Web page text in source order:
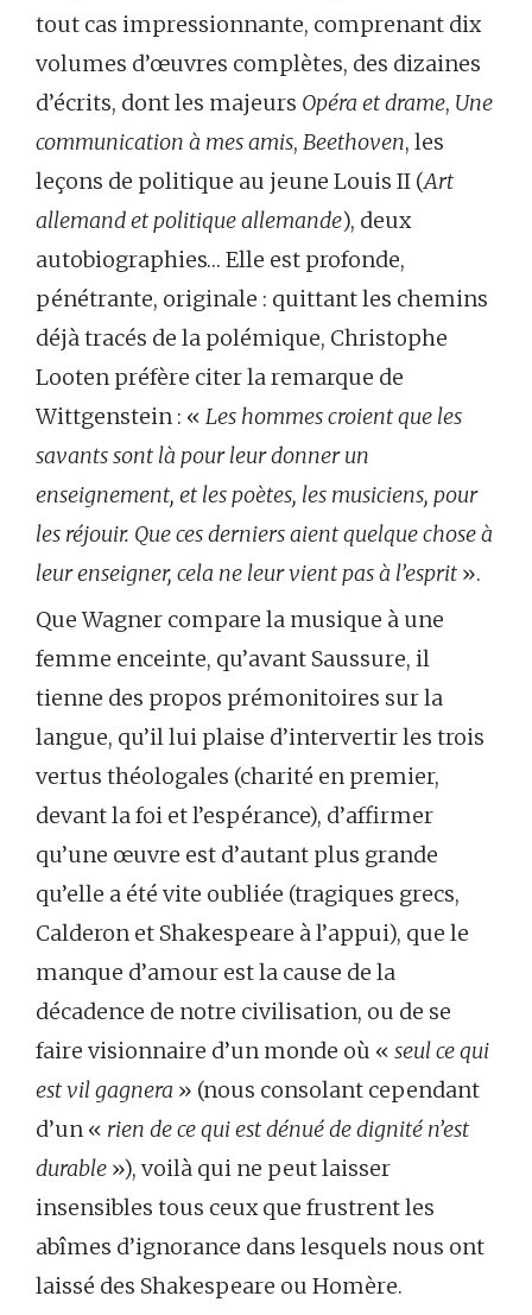
tout cas impressionnante, comprenant dix
volumes d’œuvres complètes, des dizaines
d’écrits, dont les majeurs Opéra et drame, Une
communication à mes amis, Beethoven, les
leçons de politique au jeune Louis II (Art
allemand et politique allemande), deux
autobiographies… Elle est profonde,
pénétrante, originale : quittant les chemins
déjà tracés de la polémique, Christophe
Looten préfère citer la remarque de
Wittgenstein : « Les hommes croient que les
savants sont là pour leur donner un
enseignement, et les poètes, les musiciens, pour
les réjouir. Que ces derniers aient quelque chose à
leur enseigner, cela ne leur vient pas à l’esprit ».
Que Wagner compare la musique à une
femme enceinte, qu’avant Saussure, il
tienne des propos prémonitoires sur la
langue, qu’il lui plaise d’intervertir les trois
vertus théologales (charité en premier,
devant la foi et l’espérance), d’affirmer
qu’une œuvre est d’autant plus grande
qu’elle a été vite oubliée (tragiques grecs,
Calderon et Shakespeare à l’appui), que le
manque d’amour est la cause de la
décadence de notre civilisation, ou de se
faire visionnaire d’un monde où « seul ce qui
est vil gagnera » (nous consolant cependant
d’un « rien de ce qui est dénué de dignité n’est
durable »), voilà qui ne peut laisser
insensibles tous ceux que frustrent les
abîmes d’ignorance dans lesquels nous ont
laissé des Shakespeare ou Homère.